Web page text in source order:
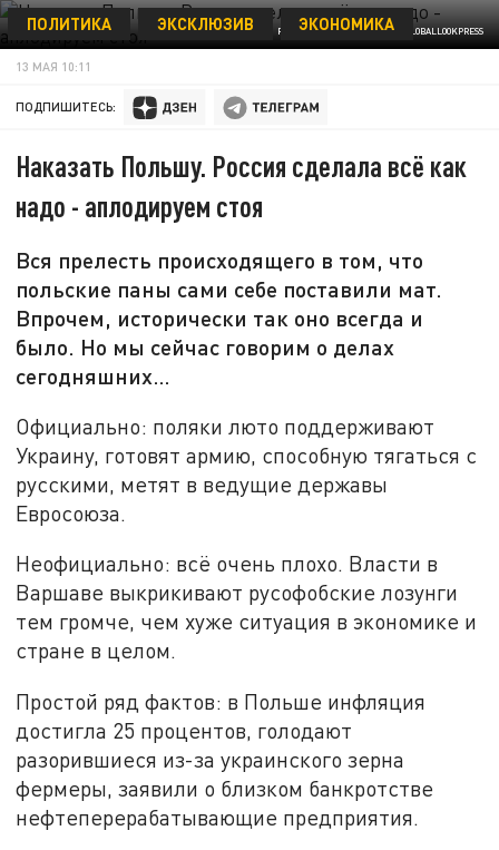
PETROV SERGEY/NEWS.RU VIA/GLOBALLOOKPRESS
ПОЛИТИКА ЭКСКЛЮЗИВ ЭКОНОМИКА
13 МАЯ 10:11
ПОДПИШИТЕСЬ:
Наказать Польшу. Россия сделала всё как
надо - аплодируем стоя
Вся прелесть происходящего в том, что
польские паны сами себе поставили мат.
Впрочем, исторически так оно всегда и
было. Но мы сейчас говорим о делах
сегодняшних…
Официально: поляки люто поддерживают
Украину, готовят армию, способную тягаться с
русскими, метят в ведущие державы
Евросоюза.
Неофициально: всё очень плохо. Власти в
Варшаве выкрикивают русофобские лозунги
тем громче, чем хуже ситуация в экономике и
стране в целом.
Простой ряд фактов: в Польше инфляция
достигла 25 процентов, голодают
разорившиеся из-за украинского зерна
фермеры, заявили о близком банкротстве
нефтеперерабатывающие предприятия.